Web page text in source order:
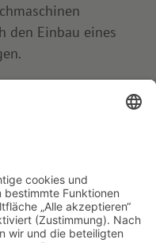
den Einbau eines
WhatsApp weiter -
an.
Kontaktformular